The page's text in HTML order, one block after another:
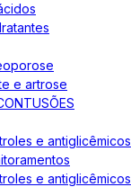
e artrose
e antiglicêmicos
e antiglicêmicos